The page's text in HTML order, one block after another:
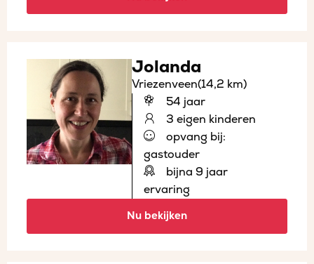
Jolanda
Vriezenveen(14,2 km)
54 jaar
3 eigen kinderen
opvang bij:
gastouder
bijna 9 jaar
ervaring
Nu bekijken